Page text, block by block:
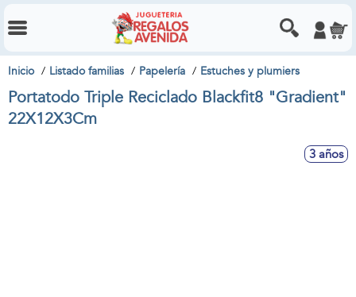
Inicio Listado familias Papelería Estuches y plumiers
Portatodo Triple Reciclado Blackfit8 "Gradient"
22X12X3Cm
3 años